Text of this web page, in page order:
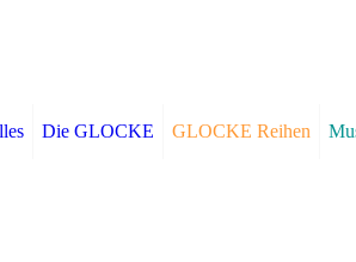
Die GLOCKE GLOCKE Reihen